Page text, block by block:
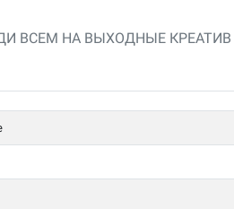
ВСЕМ НА ВЫХОДНЫЕ КРЕАТИВ